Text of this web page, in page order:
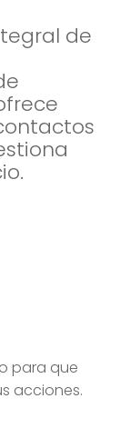
de
para que
acciones.